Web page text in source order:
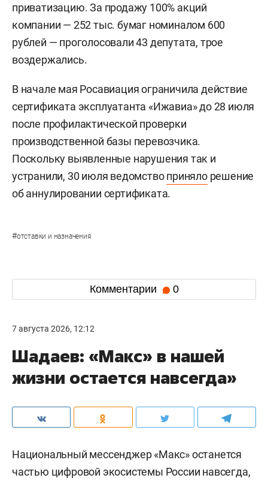
приватизацию. За продажу 100% акций
компании — 252 тыс. бумаг номиналом 600
рублей — проголосовали 43 депутата, трое
воздержались.
В начале мая Росавиация ограничила действие
сертификата эксплуатанта «Ижавиа» до 28 июля
после профилактической проверки
производственной базы перевозчика.
Поскольку выявленные нарушения так и
устранили, 30 июля ведомствопринялорешение
об аннулировании сертификата.
#отставки и назначения
Комментарии 0
7 августа 2026, 12:12
Шадаев: «Макс» в нашей
жизни остается навсегда»
Национальный мессенджер «Макс» останется
частью цифровой экосистемы России навсегда,